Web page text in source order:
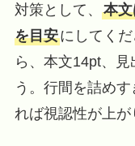
対策として、 本
を目安にしてく
ら、本文14pt、
う。行間を詰め
れば視認性が上が